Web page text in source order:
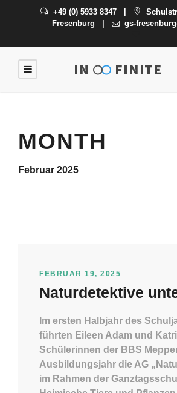
+49 (0) 5933 8347|
Fresenburg
gs-
MONTH
Februar 2025
FEBRUAR 19, 2025
Naturdetektive
Im ersten Halbjahr des
führten Eileen Adam und
Schülerinnen der BBS
Ausbildungsjahr die AG
im Rahmen der